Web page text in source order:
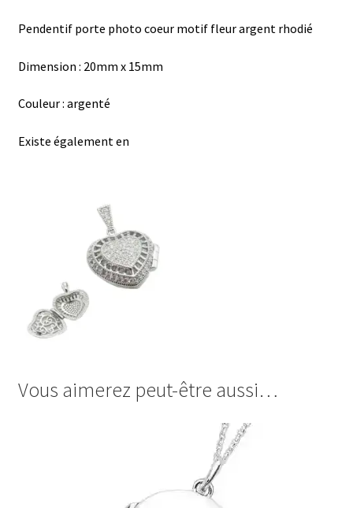
Pendentif porte photo coeur motif fleur argent rhodié
Dimension : 20mm x 15mm
Couleur : argenté
Existe également en
Vous aimerez peut-être aussi…